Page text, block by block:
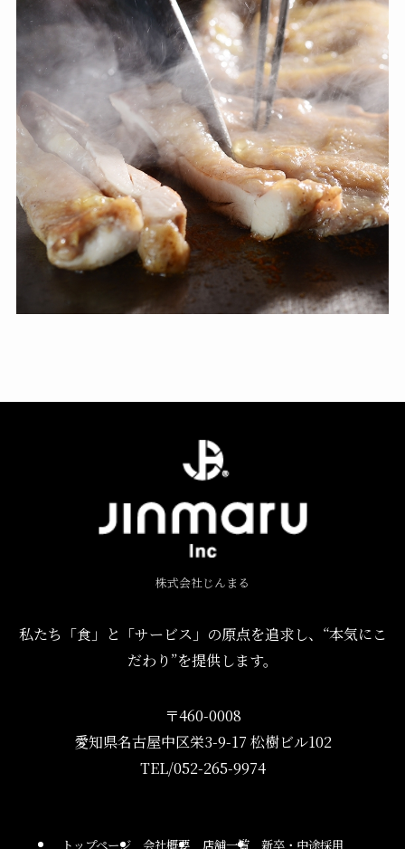
株式会社じんまる
私たち「食」と「サービス」の原点を追求し、“本気にこ
だわり”を提供します。
〒460-0008
愛知県名古屋中区栄3-9-17 松樹ビル102
TEL/052-265-9974
トップページ 会社概要 店舗一覧 新卒・中途採用